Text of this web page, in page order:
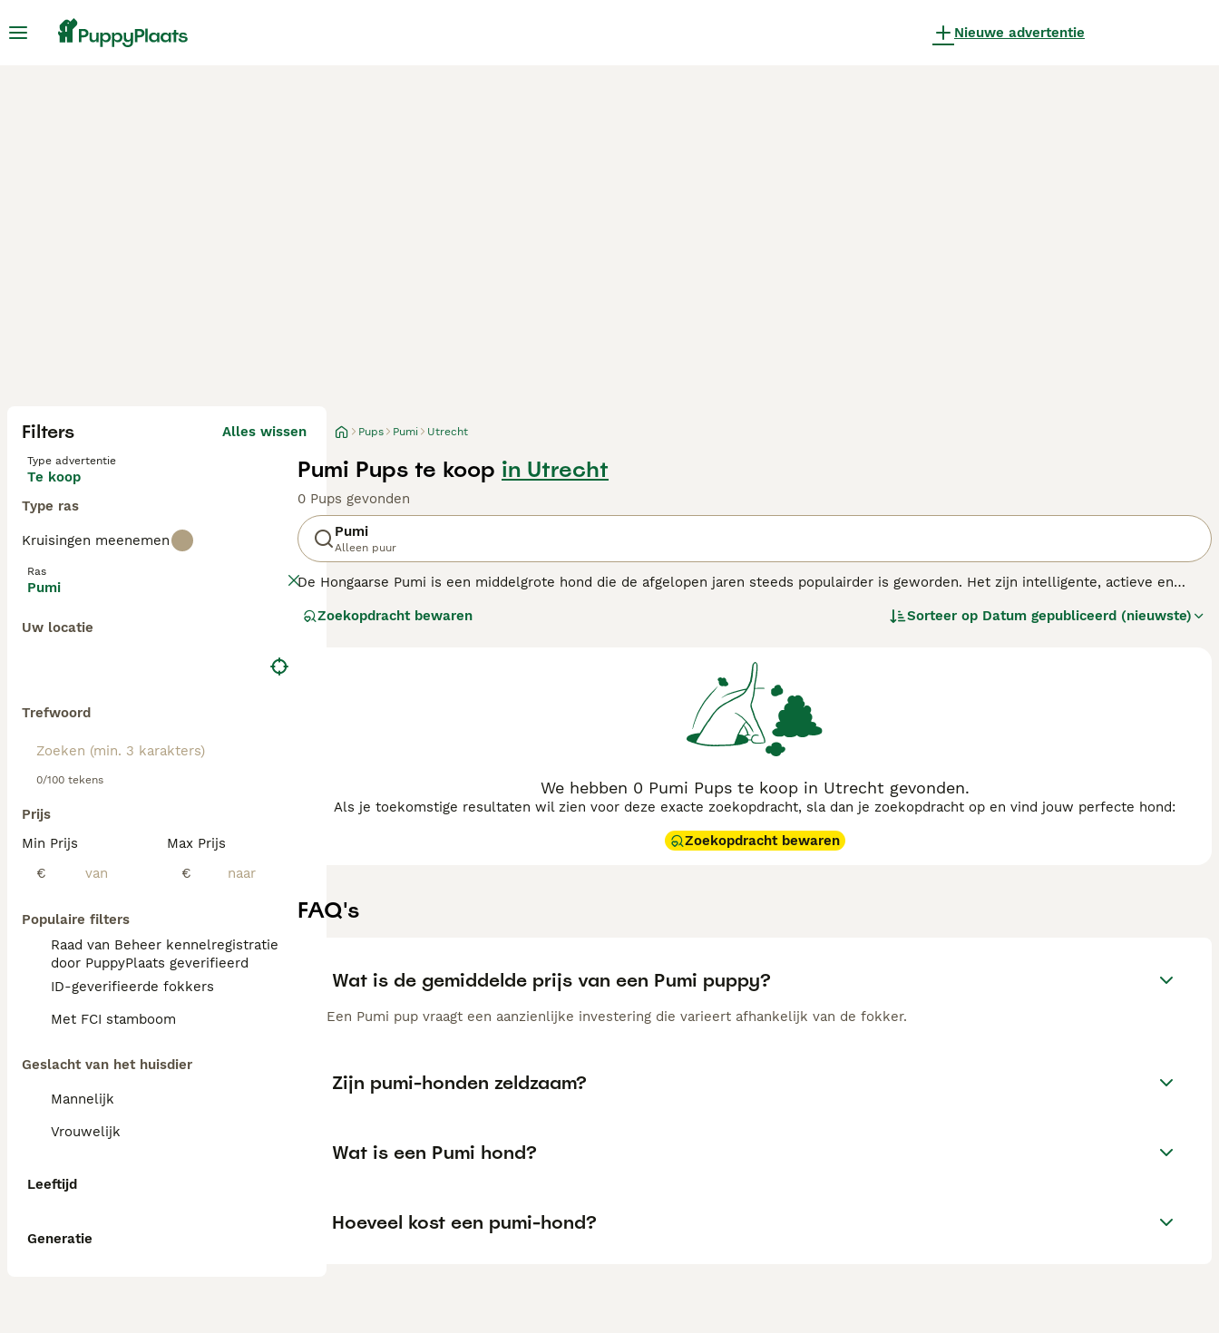
Nieuwe advertentie
Filters Alles wissen
Type advertentie
Te koop
Type ras
Kruisingen meenemen
Ras
Pumi
Uw locatie
Trefwoord
0/100 tekens
Prijs
Min Prijs
€
Max Prijs
€
Populaire filters
Raad van Beheer kennelregistratie
door PuppyPlaats geverifieerd
ID-geverifieerde fokkers
Met FCI stamboom
Geslacht van het huisdier
Mannelijk
Vrouwelijk
Leeftijd
Generatie
Pups Pumi Utrecht
Pumi Pups te koop in Utrecht
0 Pups gevonden
Pumi
Alleen puur
De Hongaarse Pumi is een middelgrote hond die de afgelopen jaren steeds populairder is geworden. Het zijn intelligente, actieve en
een spelletje.
Zoekopdracht bewaren Sorteer op Datum gepubliceerd (nieuwste)
We hebben 0 Pumi Pups te koop in Utrecht gevonden.
Als je toekomstige resultaten wil zien voor deze exacte zoekopdracht, sla dan je zoekopdracht op en vind jouw perfecte hond:
Zoekopdracht bewaren
FAQ's
Wat is de gemiddelde prijs van een Pumi puppy?
Een Pumi pup vraagt een aanzienlijke investering die varieert afhankelijk van de fokker.
Zijn pumi-honden zeldzaam?
Wat is een Pumi hond?
Hoeveel kost een pumi-hond?